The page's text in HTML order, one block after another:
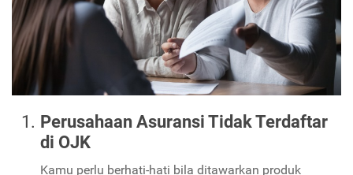
Perusahaan Asuransi Tidak Terdaftar
di OJK
Kamu perlu berhati-hati bila ditawarkan produk